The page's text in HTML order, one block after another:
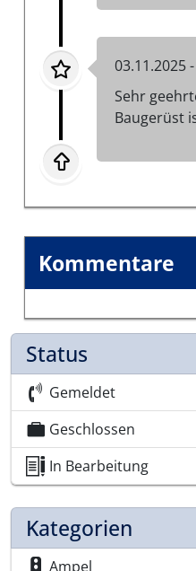
03.11.2025
Sehr
Baugerüst
Kommentare
Status
Gemeldet
Geschlossen
In Bearbeitung
Kategorien
Ampel